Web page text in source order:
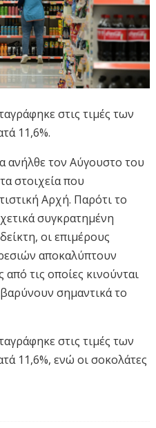
στις τιμές των
11,6%.
ανήλθε τον Αύγουστο του
στοιχεία που
Αρχή. Παρότι το
συγκρατημένη
οι επιμέρους
αποκαλύπτουν
από τις οποίες κινούνται
σημαντικά το
στις τιμές των
11,6%, ενώ οι σοκολάτες
23%. Τα κρέατα έγιναν